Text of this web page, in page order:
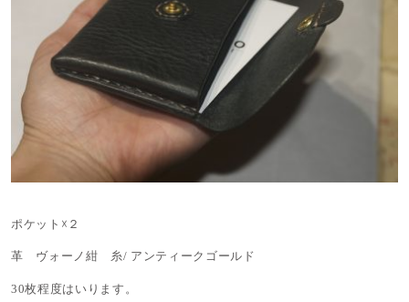
ポケット☓２
革 ヴォーノ紺 糸/ アンティークゴールド
30枚程度はいります。